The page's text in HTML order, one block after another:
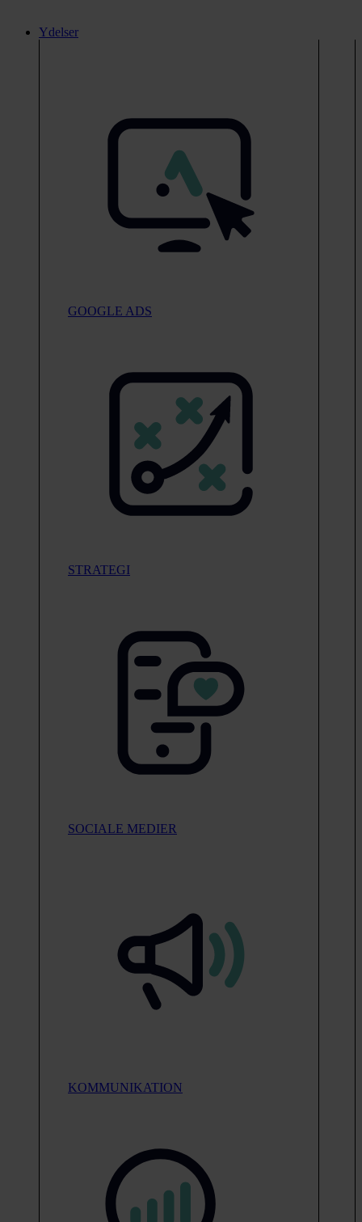
Ydelser
GOOGLE ADS
STRATEGI
SOCIALE MEDIER
KOMMUNIKATION